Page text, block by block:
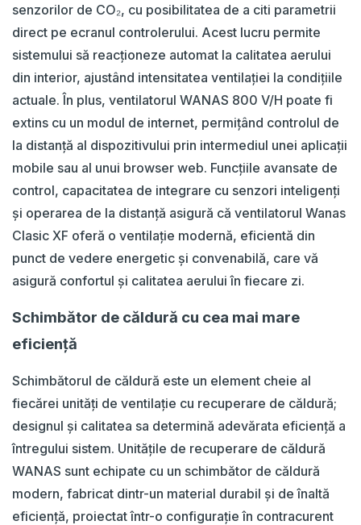
senzorilor de CO₂, cu posibilitatea de a citi parametrii
direct pe ecranul controlerului. Acest lucru permite
sistemului să reacționeze automat la calitatea aerului
din interior, ajustând intensitatea ventilației la condițiile
actuale. În plus, ventilatorul WANAS 800 V/H poate fi
extins cu un modul de internet, permițând controlul de
la distanță al dispozitivului prin intermediul unei aplicații
mobile sau al unui browser web. Funcțiile avansate de
control, capacitatea de integrare cu senzori inteligenți
și operarea de la distanță asigură că ventilatorul Wanas
Clasic XF oferă o ventilație modernă, eficientă din
punct de vedere energetic și convenabilă, care vă
asigură confortul și calitatea aerului în fiecare zi.
Schimbător de căldură cu cea mai mare
eficiență
Schimbătorul de căldură este un element cheie al
fiecărei unități de ventilație cu recuperare de căldură;
designul și calitatea sa determină adevărata eficiență a
întregului sistem. Unitățile de recuperare de căldură
WANAS sunt echipate cu un schimbător de căldură
modern, fabricat dintr-un material durabil și de înaltă
eficiență, proiectat într-o configurație în contracurent